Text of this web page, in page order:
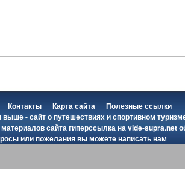
Контакты Карта сайта
Полезные ссылки
- сайт о путешествиях и спортивном
сайта гиперссылка наvide-supra.net
или пожелания вы можетенаписать нам